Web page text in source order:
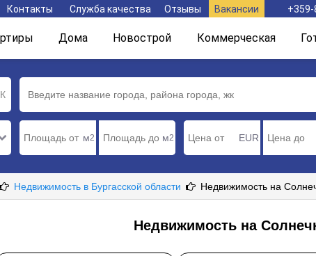
Контакты Служба качества Отзывы Вакансии
Дома Новострой Коммерческая
м2 м2 EUR
Недвижимость в Бургасской области Недвижимость на
Недвижимость на